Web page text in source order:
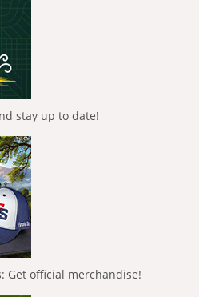
stay up to date!
Get official merchandise!